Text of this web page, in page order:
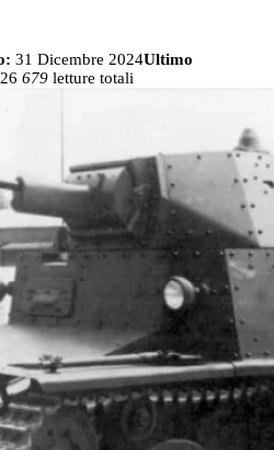
31 Dicembre 2024Ultimo
679 letture totali